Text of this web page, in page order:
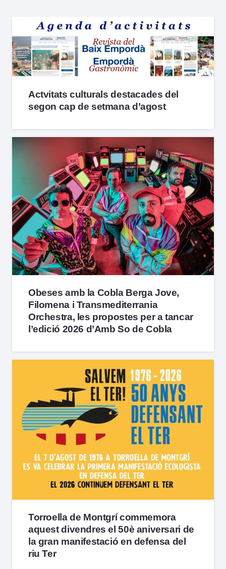
Actvitats culturals destacades del
segon cap de setmana d’agost
Obeses amb la Cobla Berga Jove,
Filomena i Transmediterrania
Orchestra, les propostes per a tancar
l’edició 2026 d’Amb So de Cobla
Torroella de Montgrí commemora
aquest divendres el 50è aniversari de
la gran manifestació en defensa del
riu Ter